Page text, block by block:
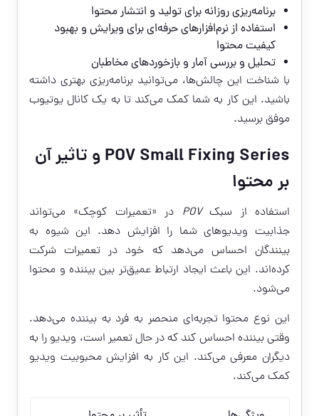
برنامه‌ریزی روزانه برای تولید و انتشار محتوا
استفاده از نرم‌افزارهای حرفه‌ای برای ویرایش و بهبود
کیفیت محتوا
تحلیل و بررسی آمار و بازخوردهای مخاطبان
با شناخت این چالش‌ها، می‌توانید برنامه‌ریزی بهتری داشته
باشید. این کار به شما کمک می‌کند تا به یک کانال یوتیوب
موفق برسید.
POV Small Fixing Series و تاثیر آن
بر محتوا
استفاده از سبکPOV در «تعمیرات کوچک» می‌تواند
جذابیت ویدیوهای شما را افزایش دهد. این شیوه به
بینندگان احساس می‌دهد که خود در تعمیرات شرکت
کرده‌اند. این باعث ایجاد ارتباط عمیق‌تر بین بیننده و محتوا
می‌شود.
این نوع محتوا تجربه‌ای منحصر به فرد به بیننده می‌دهد.
وقتی بیننده احساس کند که در حال تعمیر است، ویدیو را به
دیگران معرفی می‌کند. این کار به افزایش محبوبیت ویدیو
کمک می‌کند.